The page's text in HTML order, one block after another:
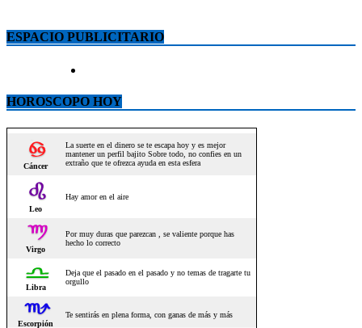
ESPACIO PUBLICITARIO
HOROSCOPO HOY